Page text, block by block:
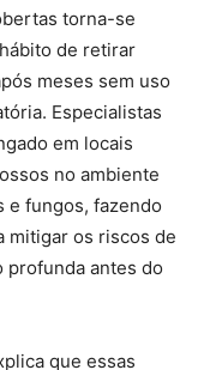
torna-se
de retirar
meses sem uso
Especialistas
em locais
no ambiente
e fungos, fazendo
mitigar os riscos de
profunda antes do
que essas